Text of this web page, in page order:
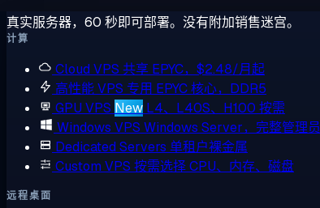
真实服务器，60 秒即可部署。没有附加销售迷宫。
计算
Cloud VPS 共享 EPYC，$2.48/月起
高性能 VPS 专用 EPYC 核心，DDR5
GPU VPS New L4、L40S、H100 按需
Windows VPS Windows Server，完整管理员
Dedicated Servers 单租户裸金属
Custom VPS 按需选择 CPU、内存、磁盘
远程桌面